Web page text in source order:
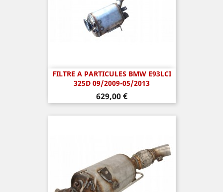
FILTRE A PARTICULES BMW E93LCI
325D 09/2009-05/2013
Prix
629,00 €